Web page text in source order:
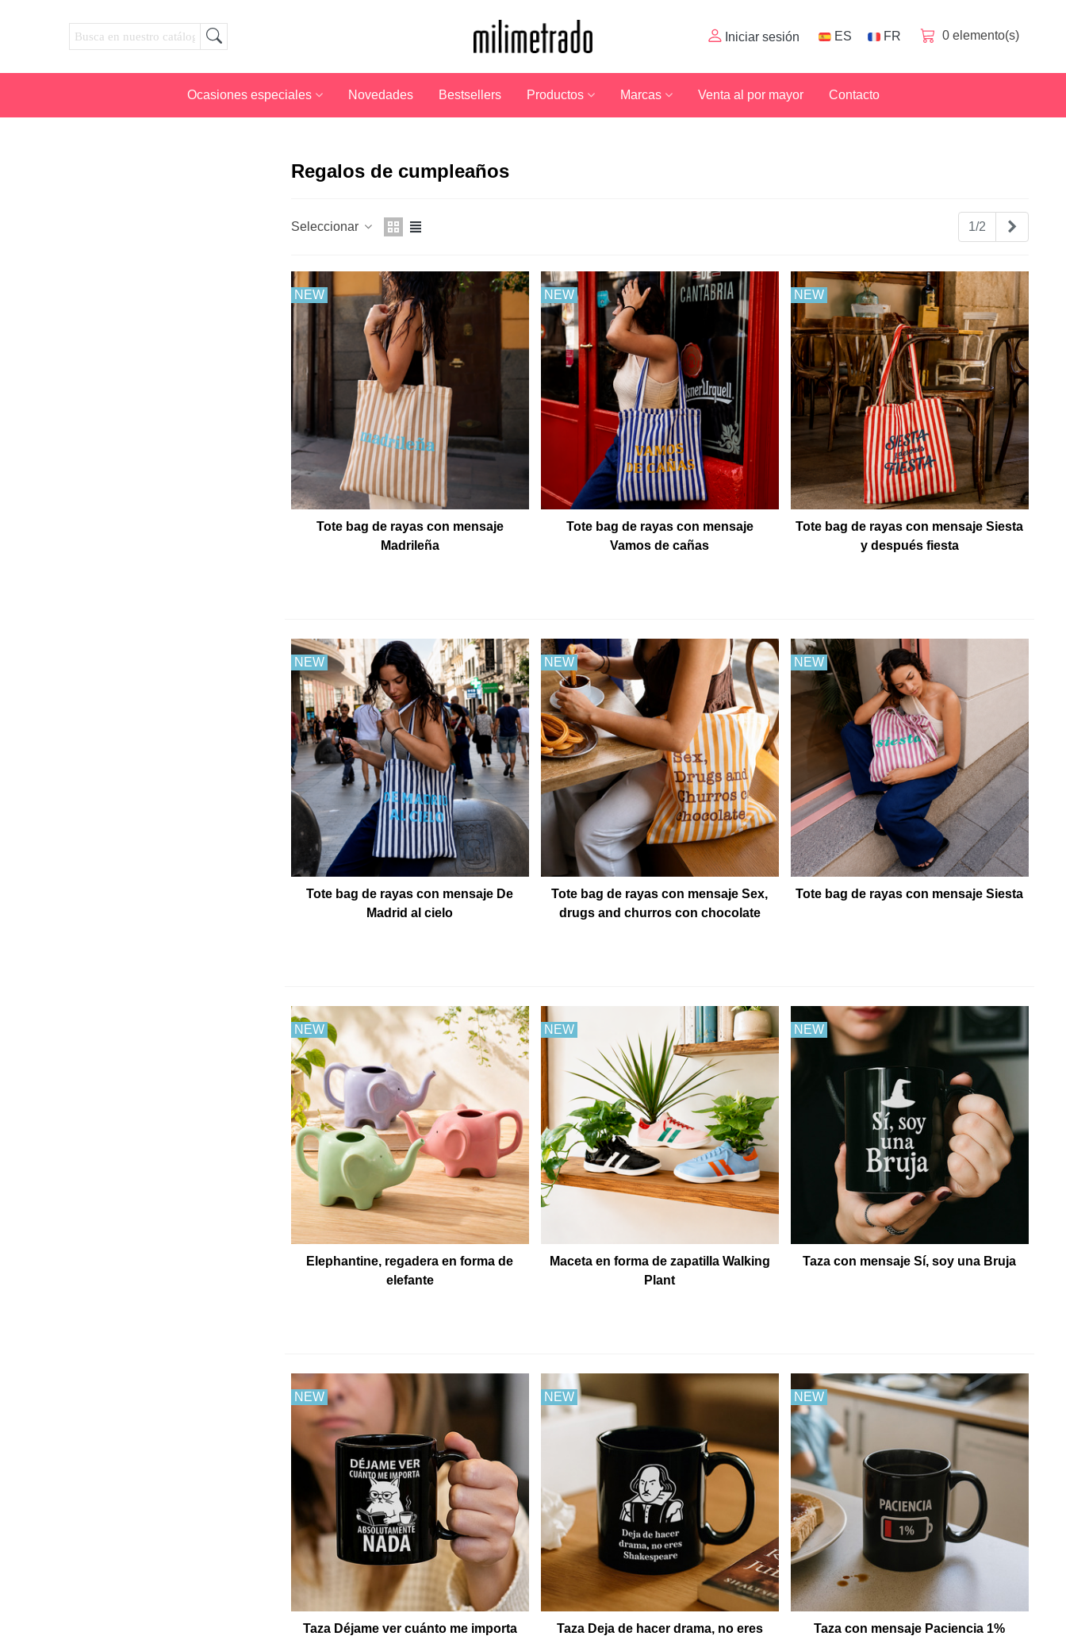
Iniciar sesión ES FR 0 elemento(s)
Ocasiones especiales Novedades Bestsellers Productos Marcas Venta al por mayor Contacto
Regalos de cumpleaños
Seleccionar 1/2
NEW
Tote bag de rayas con mensaje
Madrileña
NEW
Tote bag de rayas con mensaje
Vamos de cañas
NEW
Tote bag de rayas con mensaje Siesta
y después fiesta
NEW
Tote bag de rayas con mensaje De
Madrid al cielo
NEW
Tote bag de rayas con mensaje Sex,
drugs and churros con chocolate
NEW
Tote bag de rayas con mensaje Siesta
NEW
Elephantine, regadera en forma de
elefante
NEW
Maceta en forma de zapatilla Walking
Plant
NEW
Taza con mensaje Sí, soy una Bruja
NEW
Taza Déjame ver cuánto me importa
NEW
Taza Deja de hacer drama, no eres
NEW
Taza con mensaje Paciencia 1%